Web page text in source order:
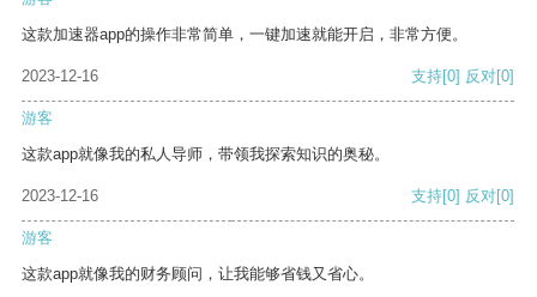
这款加速器app的操作非常简单，一键加速就能开启，非常方便。
2023-12-16 支持[0] 反对[0]
游客
这款app就像我的私人导师，带领我探索知识的奥秘。
2023-12-16 支持[0] 反对[0]
游客
这款app就像我的财务顾问，让我能够省钱又省心。